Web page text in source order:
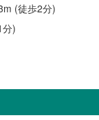
(徒歩2分)
)